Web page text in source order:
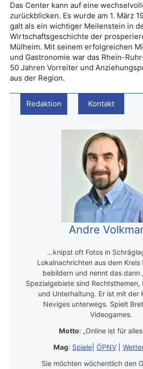
Das Center kann auf eine
zurückblicken. Es wurde am 1. März
galt als ein wichtiger Meilenstein in
Wirtschaftsgeschichte der
Mülheim. Mit seinem erfolgreichen
und Gastronomie war das Rhein-
50 Jahren Vorreiter und
aus der Region.
Redaktion Kontakt
Andre
…knipst oft Fotos in
Lokalnachrichten aus dem Kreis
bebildern und nennt das dann
Spezialgebiete sind Rechtsthemen,
und Unterhaltung. Er ist mit der
Neviges unterwegs. Spielt
Videogames.
Motto: „Online ist für
Mag: Spiele| ÖPNV|
Sie möchten wöchentlich den